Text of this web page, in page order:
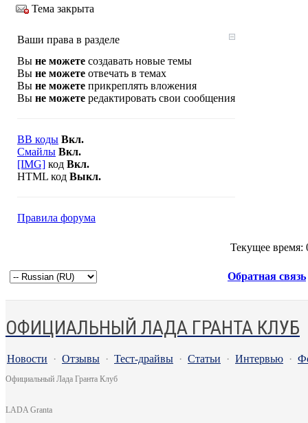
Тема закрыта
Ваши права в разделе
Вы не можете создавать новые темы
Вы не можете отвечать в темах
Вы не можете прикреплять вложения
Вы не можете редактировать свои сообщения
BB коды Вкл.
Смайлы Вкл.
[IMG] код Вкл.
HTML код Выкл.
Правила форума
Текущее время:
Обратная связь
ОФИЦИАЛЬНЫЙ ЛАДА ГРАНТА КЛУБ
Новости · Отзывы · Тест-драйвы · Статьи · Интервью ·
Официальный Лада Гранта Клуб
LADA Granta